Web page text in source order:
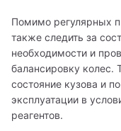
Помимо регулярных
также следить за
необходимости и
балансировку колес.
состояние кузова и
эксплуатации в
реагентов.